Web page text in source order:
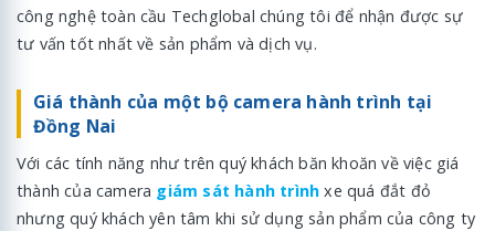
công nghệ toàn cầu Techglobal chúng tôi để nhận được sự
tư vấn tốt nhất về sản phẩm và dịch vụ.
Giá thành của một bộ camera hành trình tại
Đồng Nai
Với các tính năng như trên quý khách băn khoăn về việc giá
thành của camera giám sát hành trình xe quá đắt đỏ
nhưng quý khách yên tâm khi sử dụng sản phẩm của công ty